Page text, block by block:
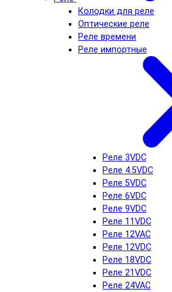
Колодки для реле
Оптические реле
Реле времени
Реле импортные
Реле 3VDC
Реле 4.5VDC
Реле 5VDC
Реле 6VDC
Реле 9VDC
Реле 11VDC
Реле 12VAC
Реле 12VDC
Реле 18VDC
Реле 21VDC
Реле 24VAC